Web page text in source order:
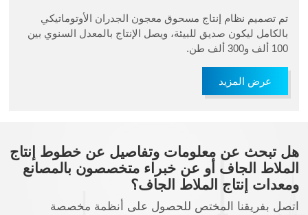
تم تصميم نظام إنتاج مسحوق معجون الجدران الأوتوماتيكي
بالكامل ليكون صديق للبيئة، ويصل الإنتاج بالمعدل السنوي بين
100 ألف و300 ألف طن.
عرض المزيد
هل تبحث عن معلومات وتفاصيل عن خطوط إنتاج
الملاط الجاف أو عن خبراء متخصصون بالمصانع
ومعدات إنتاج الملاط الجاف؟
اتصل بفريقنا المختص للحصول على أنظمة مخصصة